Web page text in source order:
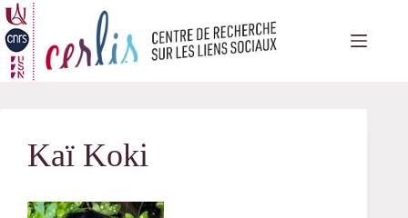
Passer
au
contenu
Kaï Koki